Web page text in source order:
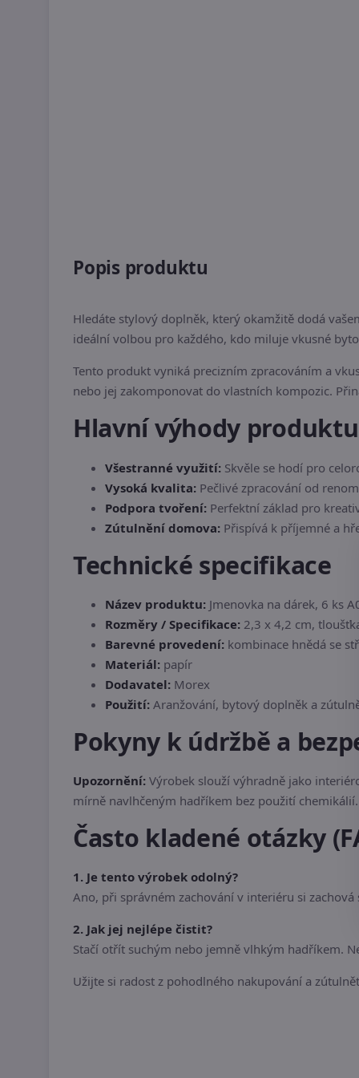
Popis produktu
Hledáte stylový doplněk, který okamžitě dodá
ideální volbou pro každého, kdo miluje vkusné
Tento produkt vyniká precizním zpracováním a
nebo jej zakomponovat do vlastních kompozic.
Hlavní výhody produktu
Všestranné využití: Skvěle se hodí pro
Vysoká kvalita: Pečlivé zpracování od
Podpora tvoření: Perfektní základ pro
Zútulnění domova: Přispívá k příjemné a
Technické specifikace
Název produktu: Jmenovka na dárek, 6 ks
Rozměry / Specifikace: 2,3 x 4,2 cm,
Barevné provedení: kombinace hnědá se
Materiál: papír
Dodavatel: Morex
Použití: Aranžování, bytový doplněk a
Pokyny k údržbě a
Upozornění: Výrobek slouží výhradně jako
mírně navlhčeným hadříkem bez použití
Často kladené otázky
1. Je tento výrobek odolný?
Ano, při správném zachování v interiéru si
2. Jak jej nejlépe čistit?
Stačí otřít suchým nebo jemně vlhkým hadříkem.
Užijte si radost z pohodlného nakupování a